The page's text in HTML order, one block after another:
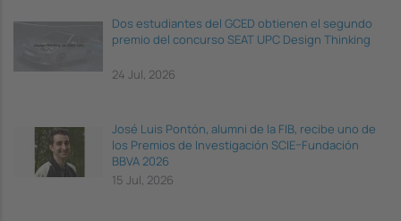
Dos estudiantes del GCED obtienen el segundo
premio del concurso SEAT UPC Design Thinking
24 Jul, 2026
José Luis Pontón, alumni de la FIB, recibe uno de
los Premios de Investigación SCIE–Fundación
BBVA 2026
15 Jul, 2026